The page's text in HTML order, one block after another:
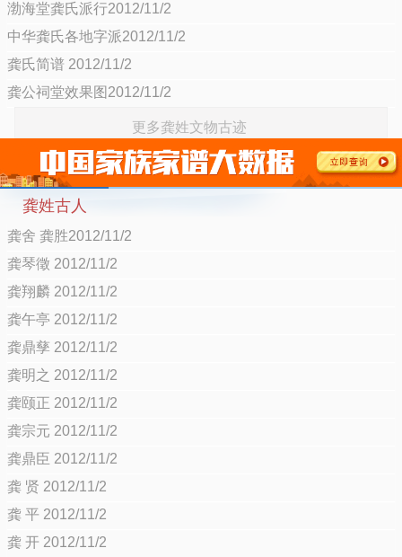
渤海堂龚氏派行2012/11/2
中华龚氏各地字派2012/11/2
龚氏简谱 2012/11/2
龚公祠堂效果图2012/11/2
更多龚姓文物古迹
龚姓古人
龚舍 龚胜2012/11/2
龚琴徵 2012/11/2
龚翔麟 2012/11/2
龚午亭 2012/11/2
龚鼎孳 2012/11/2
龚明之 2012/11/2
龚颐正 2012/11/2
龚宗元 2012/11/2
龚鼎臣 2012/11/2
龚 贤 2012/11/2
龚 平 2012/11/2
龚 开 2012/11/2